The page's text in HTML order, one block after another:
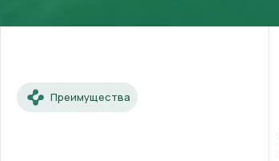
Преимущества